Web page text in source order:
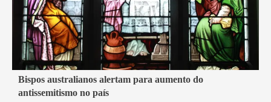
6 min read
Mundo
Bispos australianos alertam para aumento do
antissemitismo no país